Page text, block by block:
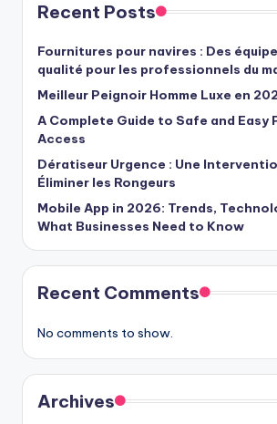
Recent Posts
Fournitures pour navires : Des
qualité pour les professionnels du
Meilleur Peignoir Homme Luxe en
A Complete Guide to Safe and Easy
Access
Dératiseur Urgence : Une
Éliminer les Rongeurs
Mobile App in 2026: Trends,
What Businesses Need to Know
Recent Comments
No comments to show.
Archives